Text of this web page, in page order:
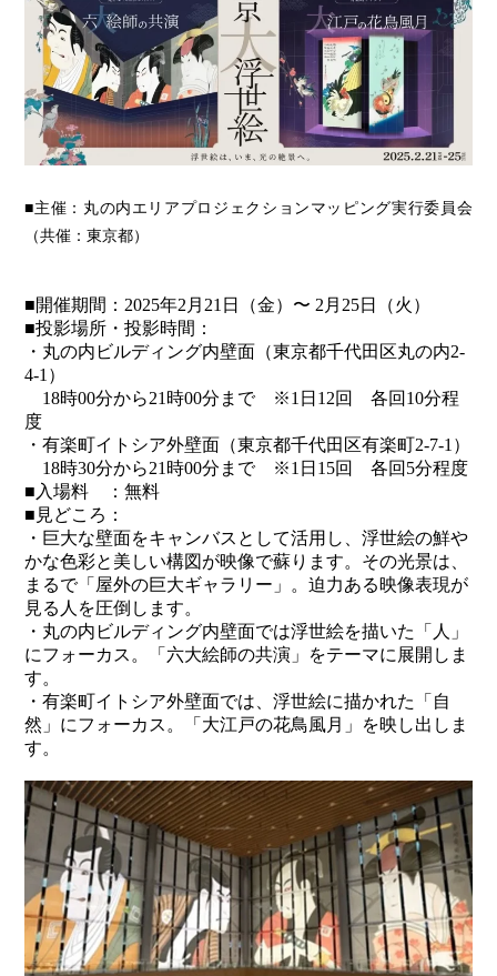
■主催：丸の内エリアプロジェクションマッピング実行委員会
（共催：東京都）
■開催期間：2025年2月21日（金）〜 2月25日（火）
■投影場所・投影時間：
・丸の内ビルディング内壁面（東京都千代田区丸の内2-
4-1）
18時00分から21時00分まで ※1日12回 各回10分程
度
・有楽町イトシア外壁面（東京都千代田区有楽町2-7-1）
18時30分から21時00分まで ※1日15回 各回5分程度
■入場料 ：無料
■見どころ：
・巨大な壁面をキャンバスとして活用し、浮世絵の鮮や
かな色彩と美しい構図が映像で蘇ります。その光景は、
まるで「屋外の巨大ギャラリー」。迫力ある映像表現が
見る人を圧倒します。
・丸の内ビルディング内壁面では浮世絵を描いた「人」
にフォーカス。「六大絵師の共演」をテーマに展開しま
す。
・有楽町イトシア外壁面では、浮世絵に描かれた「自
然」にフォーカス。「大江戸の花鳥風月」を映し出しま
す。